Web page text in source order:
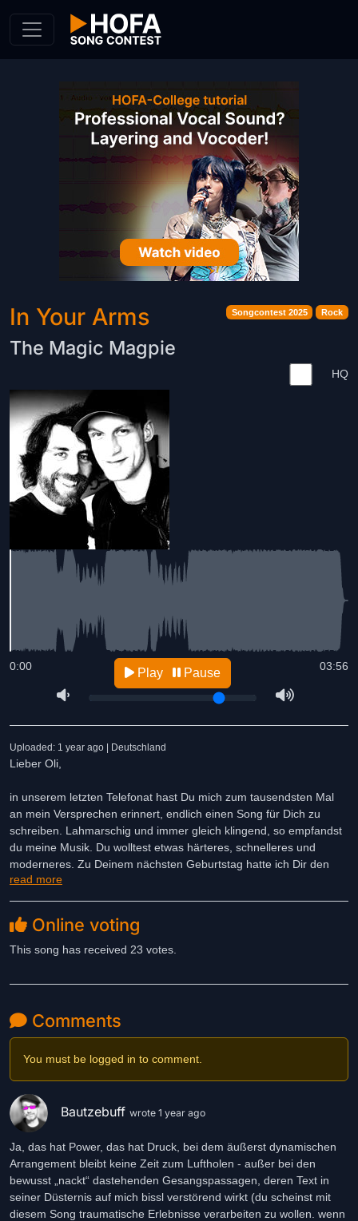
Songcontest 2025 Rock
In Your Arms
The Magic Magpie
HQ
03:56
0:00 Play Pause
Uploaded: 1 year ago | Deutschland
Lieber Oli,
in unserem letzten Telefonat hast Du mich zum tausendsten Mal
an mein Versprechen erinnert, endlich einen Song für Dich zu
schreiben. Lahmarschig und immer gleich klingend, so empfandst
du meine Musik. Du wolltest etwas härteres, schnelleres und
moderneres. Zu Deinem nächsten Geburtstag hatte ich Dir den
Song erneut versprochen und diesmal habe ich es eingehalten.
Ich weiß, Du liebst dieses Lied.
In Liebe,
Daniel <3
read more
Online voting
This song has received 23 votes.
Comments
You must be logged in to comment.
Bautzebuff wrote 1 year ago
Ja, das hat Power, das hat Druck, bei dem äußerst dynamischen
Arrangement bleibt keine Zeit zum Luftholen - außer bei den
bewusst „nackt“ dastehenden Gesangspassagen, deren Text in
seiner Düsternis auf mich bissl verstörend wirkt (du scheinst mit
diesem Song traumatische Erlebnisse verarbeiten zu wollen. wenn